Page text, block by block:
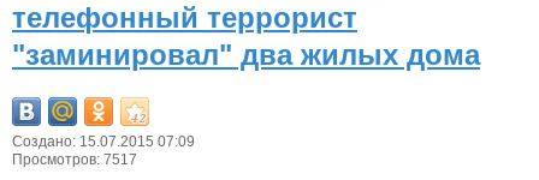
телефонный террорист
"заминировал" два жилых дома
Создано: 15.07.2015 07:09
Просмотров: 7517